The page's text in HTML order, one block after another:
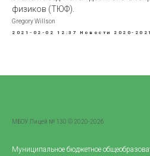
физиков (ТЮФ).
Gregory Willson
2021-02-02 12:37 Новости 2020-2021
МБОУ Лицей № 130 © 2020-2026
Муниципальное бюджетное